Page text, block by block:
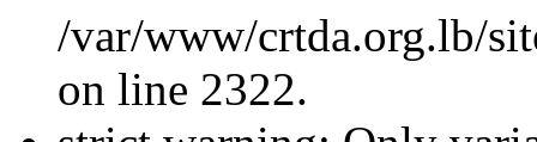
/var/www/crtda.org.lb/
on line 2322.